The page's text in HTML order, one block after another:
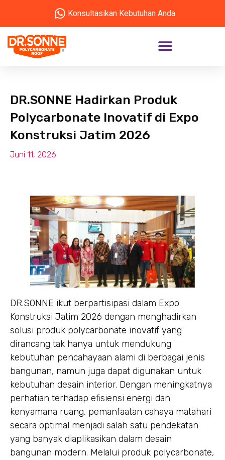
Konsultasikan Kebutuhan Anda
DR.SONNE Hadirkan Produk
Polycarbonate Inovatif di Expo
Konstruksi Jatim 2026
Juni 11, 2026
DR.SONNE ikut berpartisipasi dalam Expo
Konstruksi Jatim 2026 dengan menghadirkan
solusi produk polycarbonate inovatif yang
dirancang tak hanya untuk mendukung
kebutuhan pencahayaan alami di berbagai jenis
bangunan, namun juga dapat digunakan untuk
kebutuhan desain interior. Dengan meningkatnya
perhatian terhadap efisiensi energi dan
kenyamana ruang, pemanfaatan cahaya matahari
secara optimal menjadi salah satu pendekatan
yang banyak diaplikasikan dalam desain
bangunan modern. Melalui produk polycarbonate,